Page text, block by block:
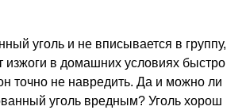
уголь и не вписывается в группу,
изжоги в домашних условиях быстро
точно не навредить. Да и можно ли
уголь вредным? Уголь хорош